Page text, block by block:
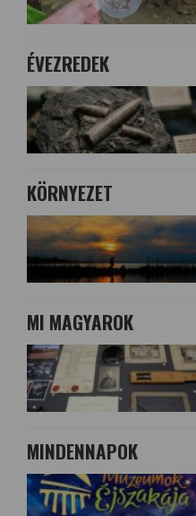
ÉVEZREDEK
KÖRNYEZET
MI MAGYAROK
MINDENNAPOK